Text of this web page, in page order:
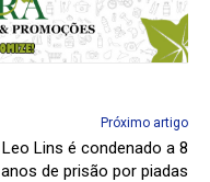
Próximo artigo
Leo Lins é condenado a 8
anos de prisão por piadas